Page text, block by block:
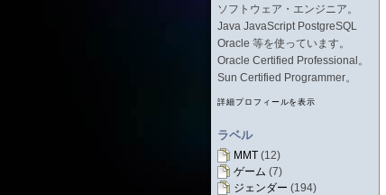
ソフトウェア・エンジニア。
Java JavaScript PostgreSQL
Oracle 等を使っています。
Oracle Certified Professional。
Sun Certified Programmer。
詳細プロフィールを表示
ラベル
MMT (12)
ゲーム (7)
ジェンダー (194)